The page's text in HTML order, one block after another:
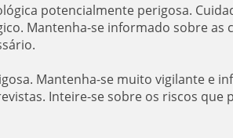
potencialmente perigosa.
Mantenha-se informado sobre as
Mantenha-se muito vigilante e
Inteire-se sobre os riscos que